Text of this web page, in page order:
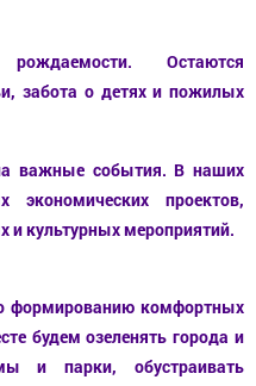
Остаются
забота о детях и пожилых
важные события. В наших
проектов,
и культурных мероприятий.
формированию комфортных
будем озеленять города и
и парки, обустраивать